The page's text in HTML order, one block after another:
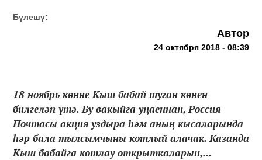
Бүлешү:
Автор
24 октября 2018 - 08:39
18 ноябрь көнне Кыш бабай туган көнен
билгеләп үтә. Бу вакыйга уңаеннан, Россия
Почтасы акция уздыра һәм аның кысаларында
һәр бала тылсымчыны котлый алачак. Казанда
Кыш бабайга котлау открыткаларын,...